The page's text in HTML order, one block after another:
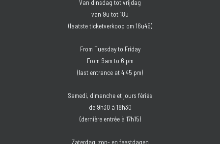
Van dinsdag tot vrijdag
van 9u tot 18u
(laatste ticketverkoop om 16u45)
From Tuesday to Friday
From 9am to 6 pm
(last entrance at 4.45 pm)
Samedi, dimanche et jours fériés
de 9h30 à 18h30
(dernière entrée à 17h15)
Zaterdag, zon- en feestdagen